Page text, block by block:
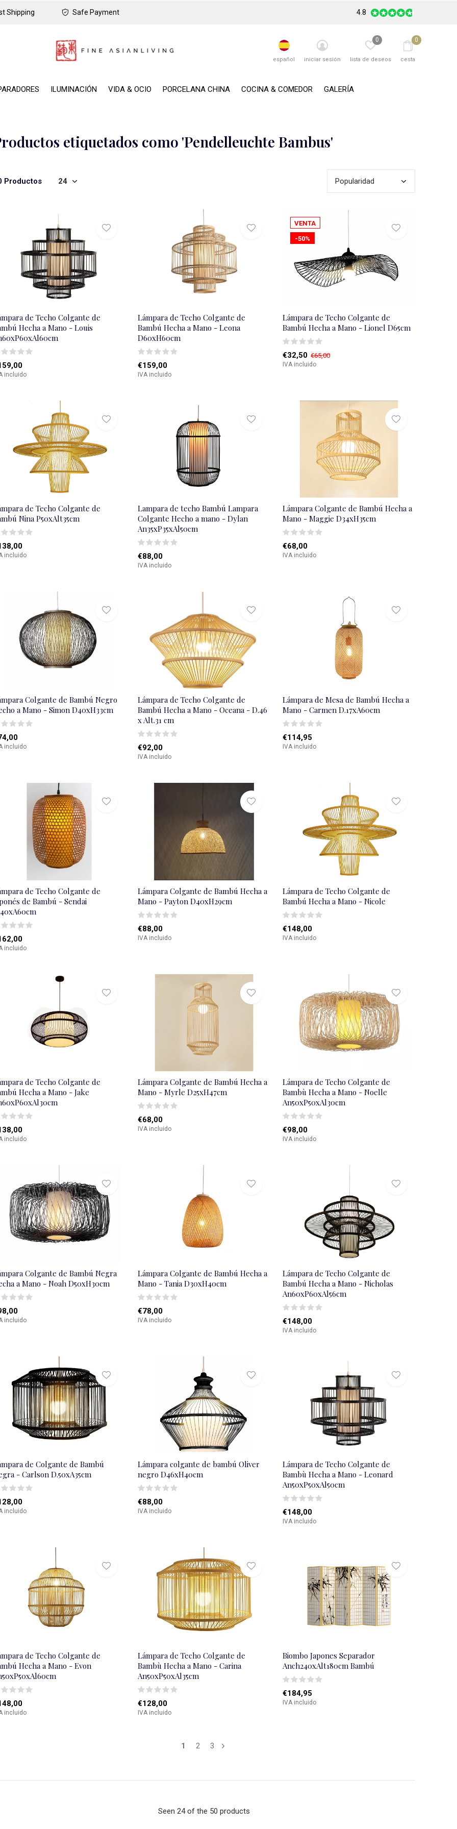
ILUMINACIÓN VIDA & OCIO PORCELANA CHINA COCINA & COMEDOR GALERÍA
español iniciar sesión lista de deseos
0
cesta
0
Shipping Safe Payment 4.8
etiquetados como 'Pendelleuchte Bambus'
Productos
de Techo Colgante de
Hecha a Mano - Louis
incluido
Lámpara de Techo Colgante de
Bambú Hecha a Mano - Leona
D60xH60cm
€159,00
IVA incluido
VENTA
-50%
Lámpara de Techo Colgante de
Bambú Hecha a Mano - Lionel D65cm
€32,50 €65,00
IVA incluido
de Techo Colgante de
Nina P50xAlt35cm
incluido
Lampara de techo Bambú Lampara
Colgante Hecho a mano - Dylan
An35xP35xAl50cm
€88,00
IVA incluido
Lámpara Colgante de Bambú Hecha a
Mano - Maggie D34xH35cm
€68,00
IVA incluido
Colgante de Bambú Negro
a Mano - Simon D40xH33cm
incluido
Lámpara de Techo Colgante de
Bambú Hecha a Mano - Oceana - D.46
x Alt.31 cm
€92,00
IVA incluido
Lámpara de Mesa de Bambú Hecha a
Mano - Carmen D.17xA60cm
€114,95
IVA incluido
de Techo Colgante de
de Bambú - Sendai
incluido
Lámpara Colgante de Bambú Hecha a
Mano - Payton D40xH29cm
€88,00
IVA incluido
Lámpara de Techo Colgante de
Bambú Hecha a Mano - Nicole
€148,00
IVA incluido
de Techo Colgante de
Hecha a Mano - Jake
incluido
Lámpara Colgante de Bambú Hecha a
Mano - Myrle D25xH47cm
€68,00
IVA incluido
Lámpara de Techo Colgante de
Bambù Hecha a Mano - Noelle
An50xP50xAl30cm
€98,00
IVA incluido
Colgante de Bambú Negra
a Mano - Noah D50xH30cm
incluido
Lámpara Colgante de Bambú Hecha a
Mano - Tania D30xH40cm
€78,00
IVA incluido
Lámpara de Techo Colgante de
Bambú Hecha a Mano - Nicholas
An60xP60xAl56cm
€148,00
IVA incluido
de Colgante de Bambú
- Carlson D.50xA35cm
incluido
Lámpara colgante de bambú Oliver
negro D46xH40cm
€88,00
IVA incluido
Lámpara de Techo Colgante de
Bambù Hecha a Mano - Leonard
An50xP50xAl50cm
€148,00
IVA incluido
de Techo Colgante de
Hecha a Mano - Evon
incluido
Lámpara de Techo Colgante de
Bambù Hecha a Mano - Carina
An50xP50xAl35cm
€128,00
IVA incluido
Biombo Japones Separador
Anch240xAlt180cm Bambú
€184,95
IVA incluido
1 2 3
Seen 24 of the 50 products